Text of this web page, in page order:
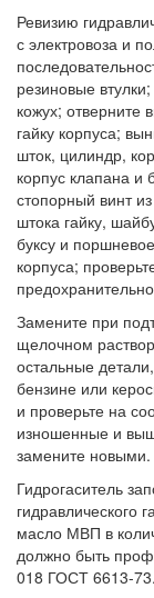
Ревизию
с электровоза и
резиновые
кожух; отверните
гайку корпуса;
шток, цилиндр,
корпус клапана и
стопорный винт
штока гайку,
буксу и
корпуса;
Замените при
щелочном
остальные
бензине или
и проверьте на
изношенные и
замените новыми.
Гидрогаситель
гидравлического
масло МВП в
должно быть
018 ГОСТ 6613-73.